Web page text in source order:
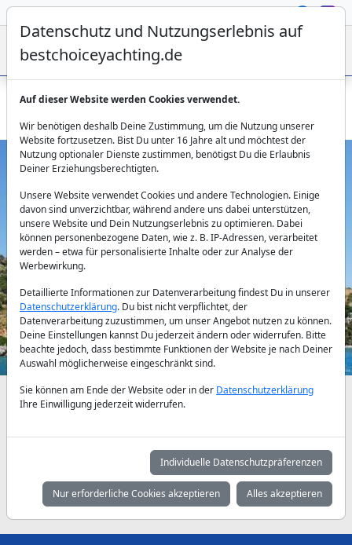
Gulet A Candan - 8 Kabinen Holzklassiker ab Marmaris
Previous
Verfügbarkeiten und Tagespreise nach Absprache
Mai Juni
3.500 €
Juli
3.850 €
August
3.850 €
September
3.500 €
Oktober
2.785 €
Datenschutz und Nutzungserlebnis auf
bestchoiceyachting.de
Auf dieser Website werden Cookies verwendet.
Wir benötigen deshalb Deine Zustimmung, um die Nutzung unserer
Website fortzusetzen. Bist Du unter 16 Jahre alt und möchtest der
Nutzung optionaler Dienste zustimmen, benötigst Du die Erlaubnis
Deiner Erziehungsberechtigten.
Unsere Website verwendet Cookies und andere Technologien. Einige
davon sind unverzichtbar, während andere uns dabei unterstützen,
unsere Website und Dein Nutzungserlebnis zu optimieren. Dabei
können personenbezogene Daten, wie z. B. IP-Adressen, verarbeitet
werden – etwa für personalisierte Inhalte oder zur Analyse der
Werbewirkung.
Detaillierte Informationen zur Datenverarbeitung findest Du in unserer
Datenschutzerklärung. Du bist nicht verpflichtet, der
Datenverarbeitung zuzustimmen, um unser Angebot nutzen zu können.
Deine Einstellungen kannst Du jederzeit ändern oder widerrufen. Bitte
beachte jedoch, dass bestimmte Funktionen der Website je nach Deiner
Auswahl möglicherweise eingeschränkt sind.
Sie können am Ende der Website oder in der Datenschutzerklärung
Ihre Einwilligung jederzeit widerrufen.
Individuelle Datenschutzpräferenzen
Nur erforderliche Cookies akzeptieren Alles akzeptieren